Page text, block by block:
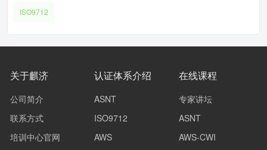
ISO9712
关于麒济
公司简介
联系方式
培训中心官网
认证体系介绍
ASNT
ISO9712
AWS
在线课程
专家讲坛
ASNT
AWS-CWI